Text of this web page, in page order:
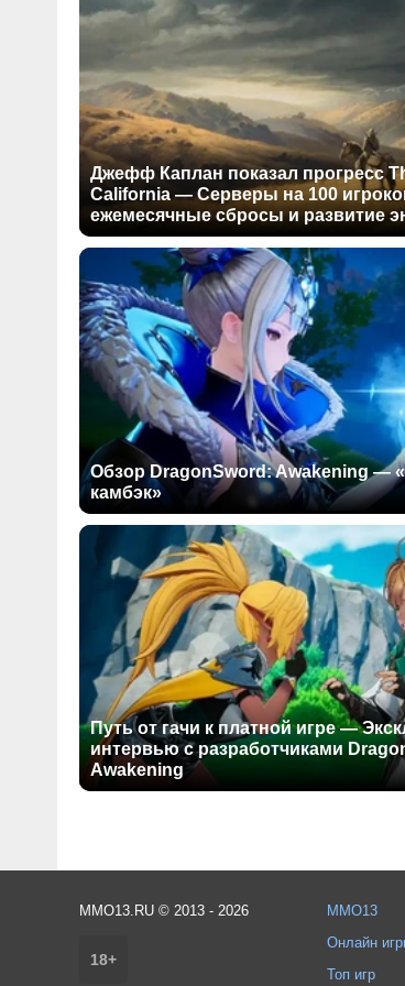
Джефф Каплан показал прогресс
California — Серверы на 100
ежемесячные сбросы и развитие
Обзор DragonSword: Awakening —
камбэк»
Путь от гачи к платной игре —
интервью с разработчиками
Awakening
MMO13.RU © 2013 - 2026
18+
MMO13
Онлайн
Топ игр